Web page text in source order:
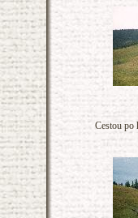
Cestou po